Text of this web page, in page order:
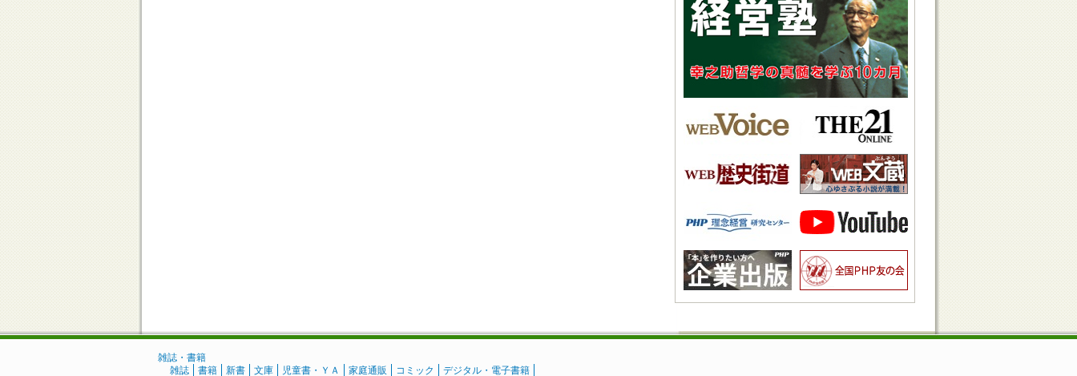
雑誌・書籍
雑誌
書籍 新書 文庫 児童書・ＹＡ 家庭通販 コミック デジタル・電子書籍